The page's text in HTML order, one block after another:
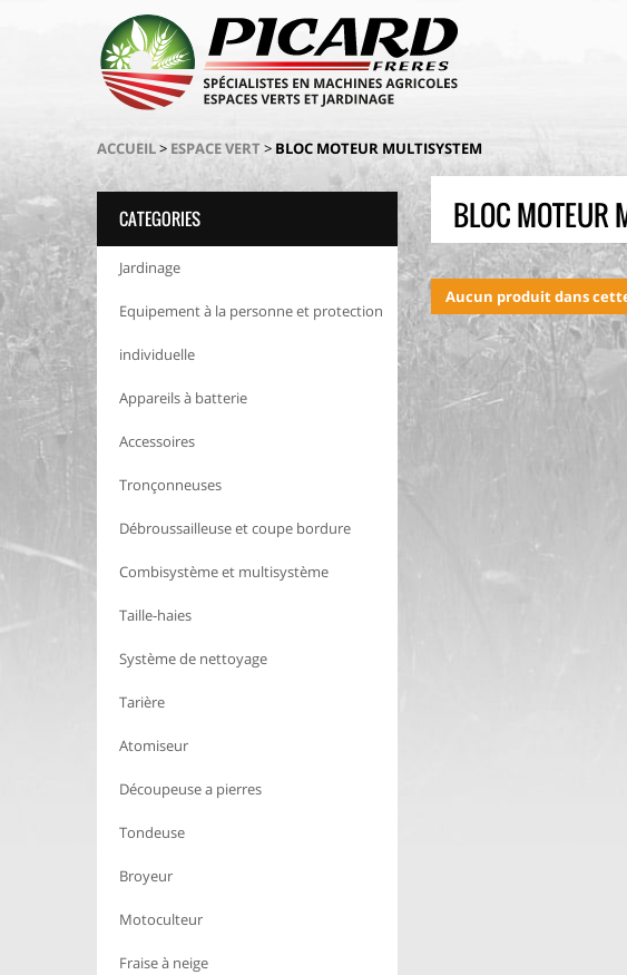
ACCUEIL> ESPACE VERT> BLOC MOTEUR MULTISYSTEM
CATEGORIES
Jardinage
Equipement à la personne et protection
individuelle
Appareils à batterie
Accessoires
Tronçonneuses
Débroussailleuse et coupe bordure
Combisystème et multisystème
Taille-haies
Système de nettoyage
Tarière
Atomiseur
Découpeuse a pierres
Tondeuse
Broyeur
Motoculteur
Fraise à neige
BLOC MOTEUR
Aucun produit dans